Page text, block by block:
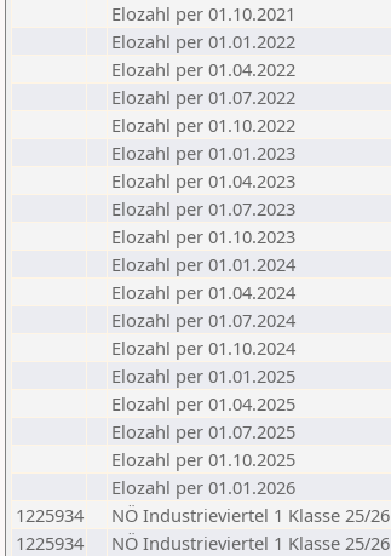
Elozahl per 01.10.2021
Elozahl per 01.01.2022
Elozahl per 01.04.2022
Elozahl per 01.07.2022
Elozahl per 01.10.2022
Elozahl per 01.01.2023
Elozahl per 01.04.2023
Elozahl per 01.07.2023
Elozahl per 01.10.2023
Elozahl per 01.01.2024
Elozahl per 01.04.2024
Elozahl per 01.07.2024
Elozahl per 01.10.2024
Elozahl per 01.01.2025
Elozahl per 01.04.2025
Elozahl per 01.07.2025
Elozahl per 01.10.2025
Elozahl per 01.01.2026
1225934
NÖ Industrieviertel 1 Klasse 25/26
1225934
NÖ Industrieviertel 1 Klasse 25/26